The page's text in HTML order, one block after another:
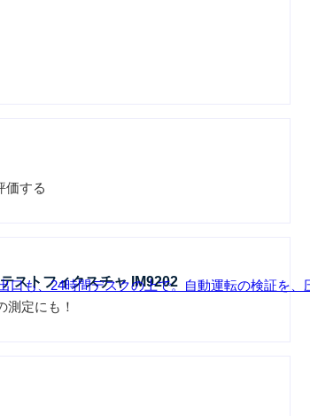
、24時間デスクの上で。自動運転の検証を、
価する
ストフィクスチャ IM9202
定にも！